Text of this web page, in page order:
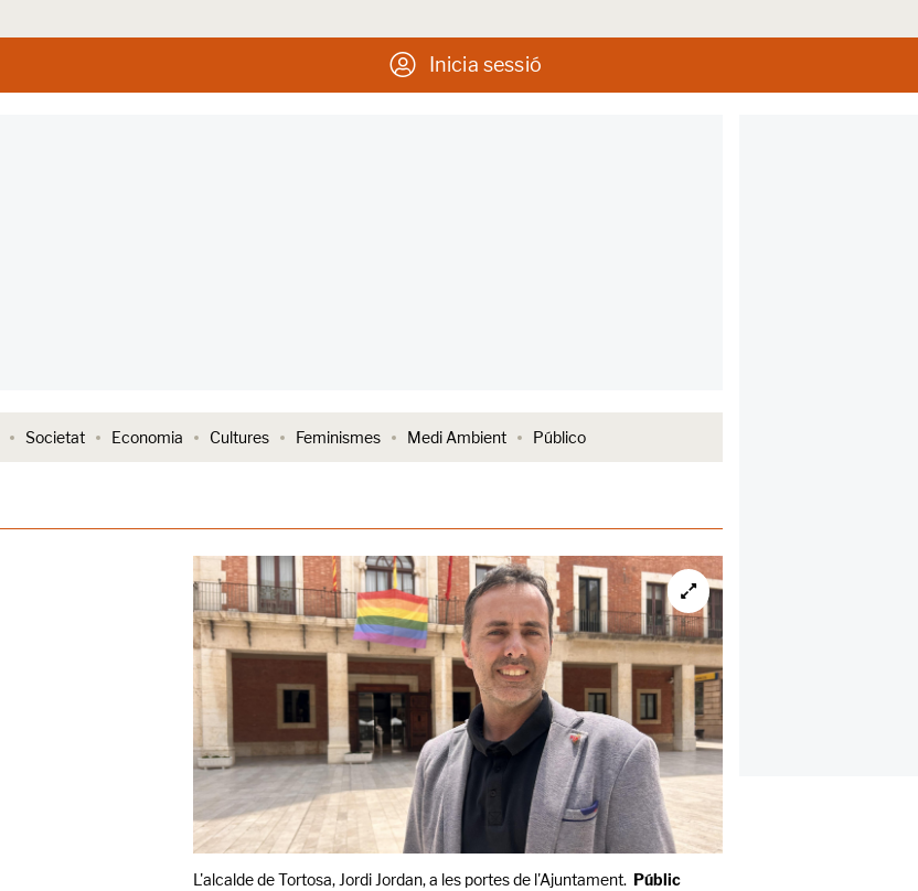
Inicia sessió
Societat Economia Cultures Feminismes Medi Ambient Público
L'alcalde de Tortosa, Jordi Jordan, a les portes de l'Ajuntament. Públic